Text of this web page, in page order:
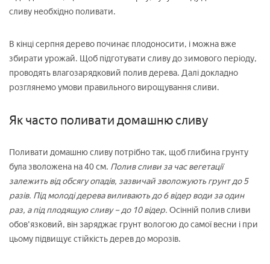
сливу необхідно поливати.
В кінці серпня дерево починає плодоносити, і можна вже
збирати урожай. Щоб підготувати сливу до зимового періоду,
проводять влагозарядковий полив дерева. Далі докладно
розглянемо умови правильного вирощування сливи.
Як часто поливати домашню сливу
Поливати домашню сливу потрібно так, щоб глибина грунту
була зволожена на 40 см. Полив сливи за час вегетації
залежить від обсягу опадів, зазвичай зволожують грунт до 5
разів. Під молоді дерева виливають до 6 відер води за один
раз, а під плодящую сливу – до 10 відер. Осінній полив сливи
обов'язковий, він заряджає грунт вологою до самої весни і при
цьому підвищує стійкість дерев до морозів.